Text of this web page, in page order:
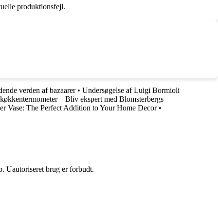
produktionsfejl.
verden af bazaarer• Undersøgelse af Luigi Bormioli
– Bliv ekspert med Blomsterbergs
Vase: The Perfect Addition to Your Home Decor•
Uautoriseret brug er forbudt.